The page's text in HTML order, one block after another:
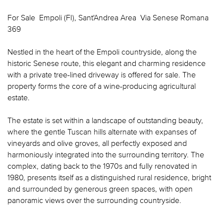
For Sale  Empoli (FI), Sant'Andrea Area  Via Senese Romana
369
Nestled in the heart of the Empoli countryside, along the
historic Senese route, this elegant and charming residence
with a private tree-lined driveway is offered for sale. The
property forms the core of a wine-producing agricultural
estate.
The estate is set within a landscape of outstanding beauty,
where the gentle Tuscan hills alternate with expanses of
vineyards and olive groves, all perfectly exposed and
harmoniously integrated into the surrounding territory. The
complex, dating back to the 1970s and fully renovated in
1980, presents itself as a distinguished rural residence, bright
and surrounded by generous green spaces, with open
panoramic views over the surrounding countryside.